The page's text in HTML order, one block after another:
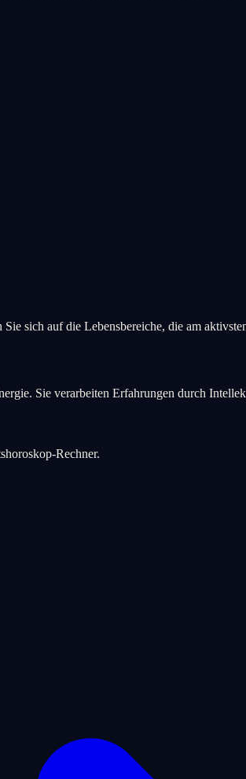
sich auf die Lebensbereiche, die am
Sie verarbeiten Erfahrungen durch
Rechner.